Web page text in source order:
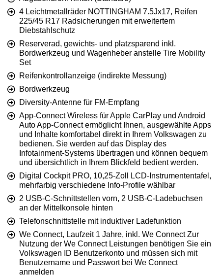
4 Leichtmetallräder NOTTINGHAM 7.5Jx17, Reifen
225/45 R17 Radsicherungen mit erweitertem
Diebstahlschutz
Reserverad, gewichts- und platzsparend inkl.
Bordwerkzeug und Wagenheber anstelle Tire Mobility
Set
Reifenkontrollanzeige (indirekte Messung)
Bordwerkzeug
Diversity-Antenne für FM-Empfang
App-Connect Wireless für Apple CarPlay und Android
Auto App-Connect ermöglicht Ihnen, ausgewählte Apps
und Inhalte komfortabel direkt in Ihrem Volkswagen zu
bedienen. Sie werden auf das Display des
Infotainment-Systems übertragen und können bequem
und übersichtlich in Ihrem Blickfeld bedient werden.
Digital Cockpit PRO, 10,25-Zoll LCD-Instrumententafel,
mehrfarbig verschiedene Info-Profile wählbar
2 USB-C-Schnittstellen vorn, 2 USB-C-Ladebuchsen
an der Mittelkonsole hinten
Telefonschnittstelle mit induktiver Ladefunktion
We Connect, Laufzeit 1 Jahre, inkl. We Connect Zur
Nutzung der We Connect Leistungen benötigen Sie ein
Volkswagen ID Benutzerkonto und müssen sich mit
Benutzername und Passwort bei We Connect
anmelden